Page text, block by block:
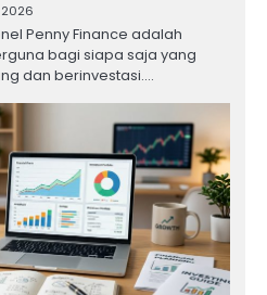
2026
Penny Finance adalah
bagi siapa saja yang
dan berinvestasi.…